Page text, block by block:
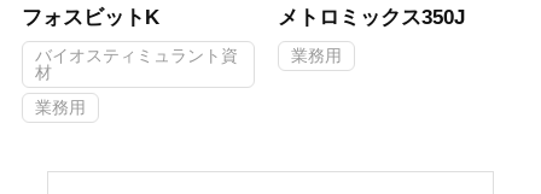
フォスビットK
バイオスティミュラント資
材
業務用
メトロミックス350J
業務用